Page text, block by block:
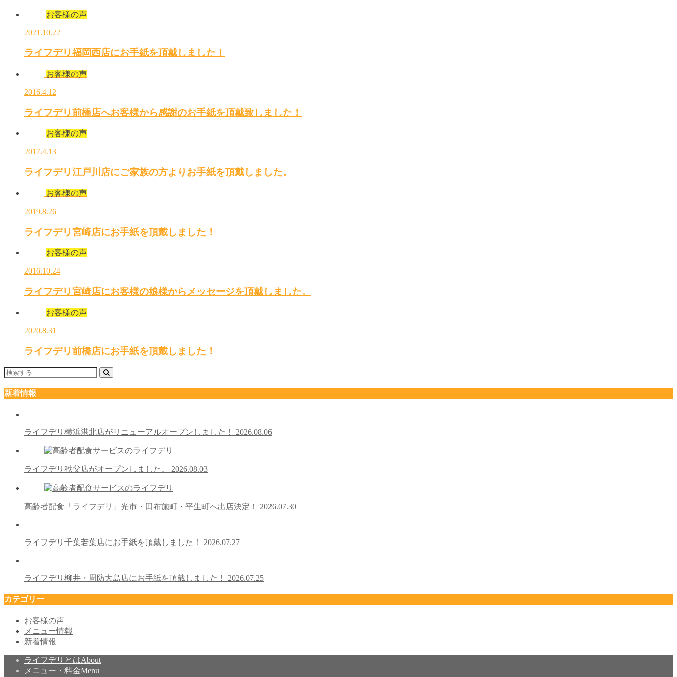
お客様の声
2021.10.22
ライフデリ福岡西店にお手紙を頂戴しました！
お客様の声
2016.4.12
ライフデリ前橋店へお客様から感謝のお手紙を頂戴致しました！
お客様の声
2017.4.13
ライフデリ江戸川店にご家族の方よりお手紙を頂戴しました。
お客様の声
2019.8.26
ライフデリ宮崎店にお手紙を頂戴しました！
お客様の声
2016.10.24
ライフデリ宮崎店にお客様の娘様からメッセージを頂戴しました。
お客様の声
2020.8.31
ライフデリ前橋店にお手紙を頂戴しました！
新着情報
ライフデリ横浜港北店がリニューアルオープンしました！ 2026.08.06
ライフデリ秩父店がオープンしました。 2026.08.03
高齢者配食「ライフデリ」光市・田布施町・平生町へ出店決定！ 2026.07.30
ライフデリ千葉若葉店にお手紙を頂戴しました！ 2026.07.27
ライフデリ柳井・周防大島店にお手紙を頂戴しました！ 2026.07.25
カテゴリー
お客様の声
メニュー情報
新着情報
ライフデリとはAbout
メニュー・料金Menu